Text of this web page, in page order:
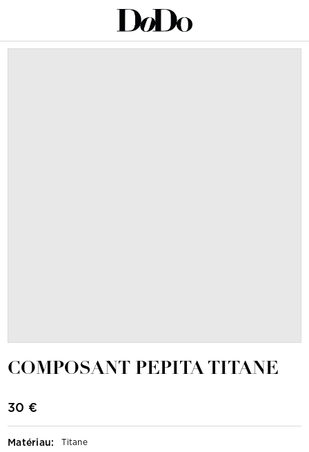
COMPOSANT PEPITA TITANE
30 €
Matériau: Titane